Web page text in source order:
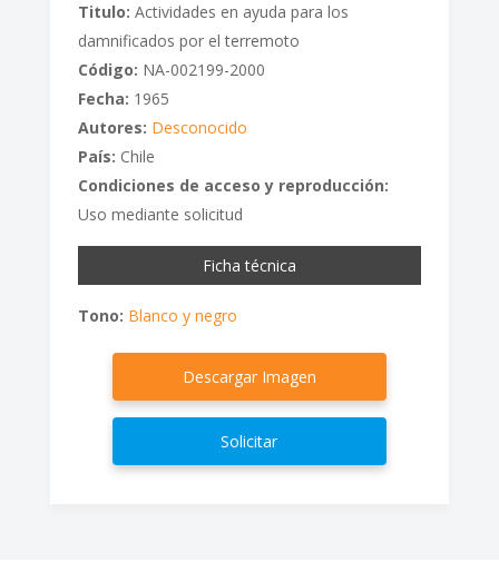
Titulo: Actividades en ayuda para los
damnificados por el terremoto
Código: NA-002199-2000
Fecha: 1965
Autores: Desconocido
País: Chile
Condiciones de acceso y reproducción:
Uso mediante solicitud
Ficha técnica
Tono: Blanco y negro
Descargar Imagen
Solicitar